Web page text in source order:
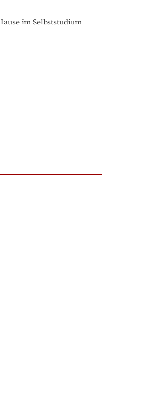
im Selbststudium